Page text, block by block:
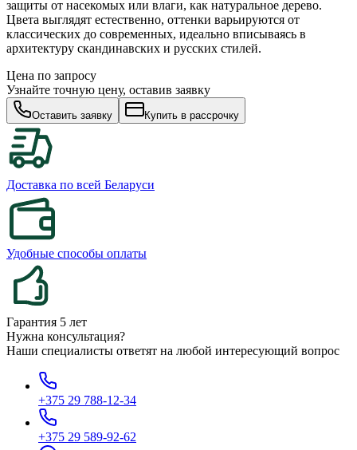
защиты от насекомых или влаги, как натуральное дерево.
Цвета выглядят естественно, оттенки варьируются от
классических до современных, идеально вписываясь в
архитектуру скандинавских и русских стилей.
Цена по запросу
Узнайте точную цену, оставив заявку
Оставить заявку Купить в рассрочку
Доставка по всей Беларуси
Удобные способы оплаты
Гарантия 5 лет
Нужна консультация?
Наши специалисты ответят на любой интересующий вопрос
+375 29 788-12-34
+375 29 589-92-62